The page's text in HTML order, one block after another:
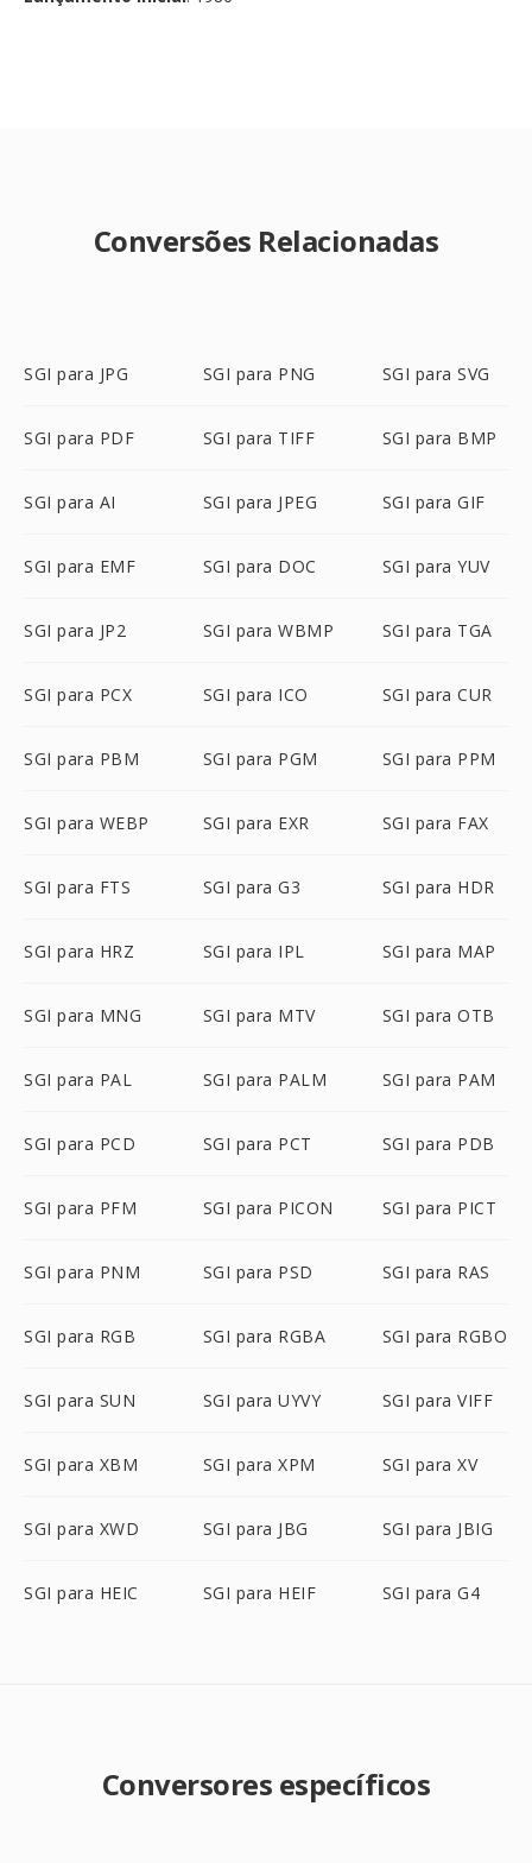
Conversões Relacionadas
SGI para JPG SGI para PNG SGI para SVG
SGI para PDF SGI para TIFF SGI para BMP
SGI para AI SGI para JPEG SGI para GIF
SGI para EMF SGI para DOC SGI para YUV
SGI para JP2 SGI para WBMP SGI para TGA
SGI para PCX SGI para ICO SGI para CUR
SGI para PBM SGI para PGM SGI para PPM
SGI para WEBP SGI para EXR SGI para FAX
SGI para FTS SGI para G3 SGI para HDR
SGI para HRZ SGI para IPL SGI para MAP
SGI para MNG SGI para MTV SGI para OTB
SGI para PAL SGI para PALM SGI para PAM
SGI para PCD SGI para PCT SGI para PDB
SGI para PFM SGI para PICON SGI para PICT
SGI para PNM SGI para PSD SGI para RAS
SGI para RGB SGI para RGBA SGI para RGBO
SGI para SUN SGI para UYVY SGI para VIFF
SGI para XBM SGI para XPM SGI para XV
SGI para XWD SGI para JBG SGI para JBIG
SGI para HEIC SGI para HEIF SGI para G4
Conversores específicos